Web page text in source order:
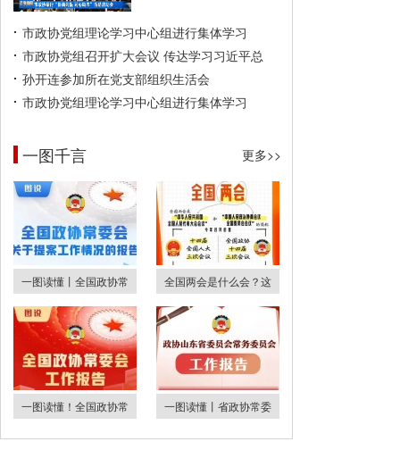
市政协党组理论学习中心组进行集体学习
市政协党组召开扩大会议 传达学习习近平总
孙开连参加所在党支部组织生活会
市政协党组理论学习中心组进行集体学习
一图千言 更多>>
一图读懂丨全国政协常 全国两会是什么会？这
一图读懂！全国政协常 一图读懂丨省政协常委